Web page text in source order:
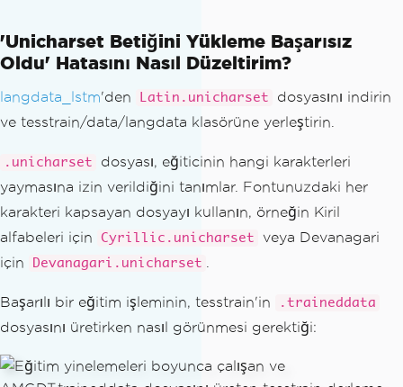
'Unicharset Betiğini Yükleme Başarısız
Oldu' Hatasını Nasıl Düzeltirim?
langdata_lstm'den Latin.unicharset
dosyasını indirin
ve tesstrain/data/langdata klasörüne yerleştirin.
.unicharset
dosyası, eğiticinin hangi karakterleri
yaymasına izin verildiğini tanımlar. Fontunuzdaki her
karakteri kapsayan dosyayı kullanın, örneğin Kiril
alfabeleri için
Cyrillic.unicharset
veya Devanagari
için
Devanagari.unicharset .
Başarılı bir eğitim işleminin, tesstrain'in .traineddata
dosyasını üretirken nasıl görünmesi gerektiği: